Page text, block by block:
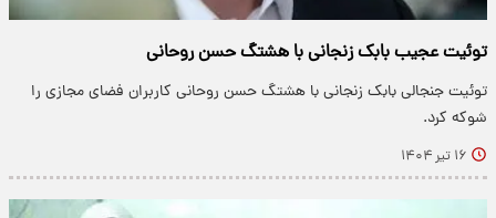
توئیت عجیب بابک زنجانی با هشتگ حسن روحانی
توئیت جنجالی بابک زنجانی با هشتگ حسن روحانی کاربران فضای مجازی را
شوکه کرد.
۱۶ تیر ۱۴۰۴